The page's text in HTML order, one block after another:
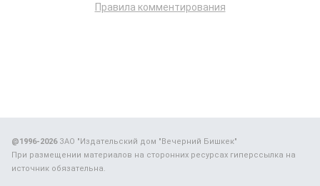
Правила комментирования
@1996-2026ЗАО "Издательский дом "Вечерний Бишкек"
При размещении материалов на сторонних ресурсах гиперссылка на
источник обязательна.